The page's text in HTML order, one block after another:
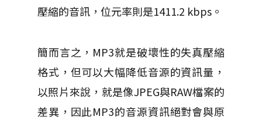
壓縮的音訊，位元率則是1411.2 kbps。
簡而言之，MP3就是破壞性的失真壓縮
格式，但可以大幅降低音源的資訊量，
以照片來說，就是像JPEG與RAW檔案的
差異，因此MP3的音源資訊絕對會與原